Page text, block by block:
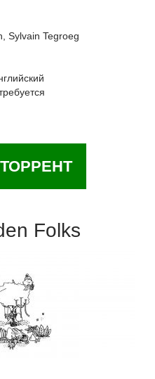
Sylvain Tegroeg
Folks